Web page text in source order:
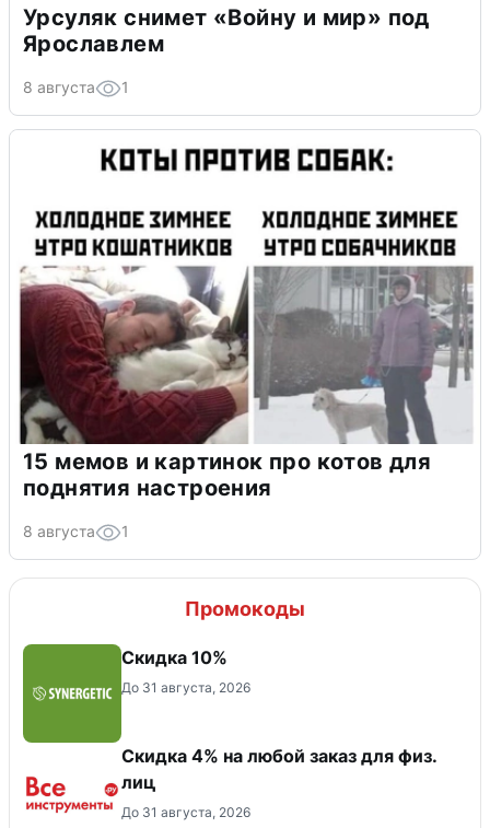
Урсуляк снимет «Войну и мир» под
Ярославлем
8 августа 1
15 мемов и картинок про котов для
поднятия настроения
8 августа 1
Промокоды
Скидка 10%
До 31 августа, 2026
Скидка 4% на любой заказ для физ.
лиц
До 31 августа, 2026